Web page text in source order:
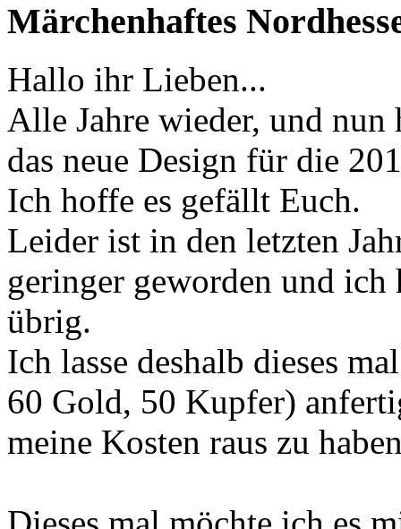
Märchenhaftes
Hallo ihr Lieben...
Alle Jahre wieder, und
das neue Design für die
Ich hoffe es gefällt Euch.
Leider ist in den letzten
geringer geworden und
übrig.
Ich lasse deshalb dieses
60 Gold, 50 Kupfer)
meine Kosten raus zu